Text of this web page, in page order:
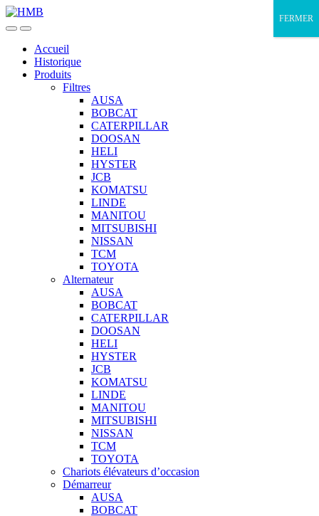
Skip
to
Skip
to
Accueil
Historique
Produits
Filtres
AUSA
BOBCAT
CATERPILLAR
DOOSAN
HELI
HYSTER
JCB
KOMATSU
LINDE
MANITOU
MITSUBISHI
NISSAN
TCM
TOYOTA
Alternateur
AUSA
BOBCAT
CATERPILLAR
DOOSAN
HELI
HYSTER
JCB
KOMATSU
LINDE
MANITOU
MITSUBISHI
NISSAN
TCM
TOYOTA
Chariots élévateurs d’occasion
Démarreur
AUSA
BOBCAT
FERMER